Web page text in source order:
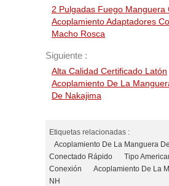
2 Pulgadas Fuego Manguera
Acoplamiento Adaptadores
Macho Rosca
Siguiente :
Alta Calidad Certificado Latón
Acoplamiento De La
De Nakajima
Etiquetas relacionadas :
Acoplamiento De La Manguera
Conectado Rápido
Tipo
Conexión
Acoplamiento De La
NH